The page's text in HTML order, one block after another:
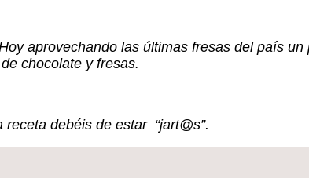
aprovechando las últimas fresas del país
chocolate y fresas.
debéis de estar “jart@s”.